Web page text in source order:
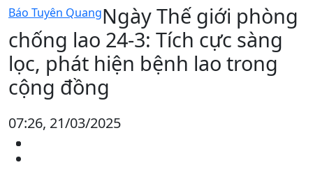
Báo Tuyên QuangNgày Thế giới phòng
chống lao 24-3: Tích cực sàng
lọc, phát hiện bệnh lao trong
cộng đồng
07:26, 21/03/2025